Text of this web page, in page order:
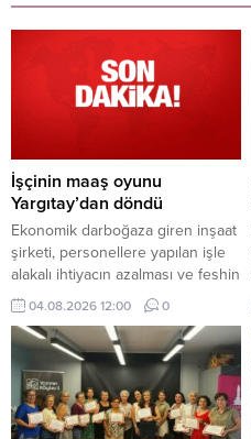
İşçinin maaş oyunu
Yargıtay’dan döndü
Ekonomik darboğaza giren inşaat
şirketi, personellere yapılan işle
alakalı ihtiyacın azalması ve feshin
son çare olması prensibi
ilkelerinden hareketle iş
sözleşmesini bu nedenle sona
erdirmek yerine ücrette indirime
gidilmesini teklif etti
04.08.2026 12:00 0